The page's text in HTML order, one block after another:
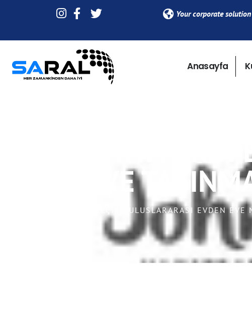
Your corporate
Anasayfa
BELÇIKA
NAKLIYAT:
ÖNEMI VE
SARAL LOJISTIK > BELÇIKA ULUSLARARASI EVDEN